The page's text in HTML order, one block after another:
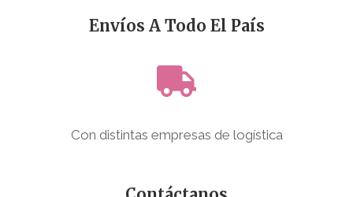
Envíos A Todo El País
Con distintas empresas de logística